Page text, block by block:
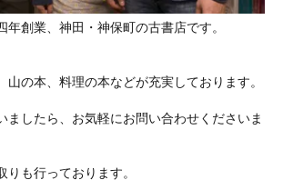
年創業、神田・神保町の古書店です。
山の本、料理の本などが充実しております。
ましたら、お気軽にお問い合わせくださいま
りも行っております。